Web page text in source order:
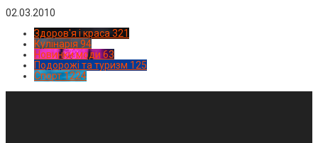
02.03.2010
Здоров'я і краса 321
Кулінарія 94
Новинки моди 63
Подорожі та туризм 125
Спорт1224